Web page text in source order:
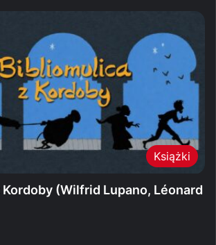
Książki
(Wilfrid Lupano, Léonard